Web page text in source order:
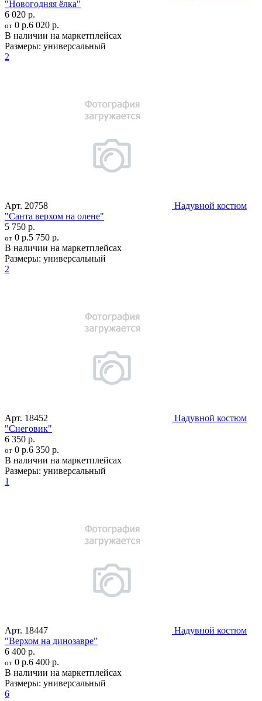
"Новогодняя ёлка"
6 020 р.
от 0 р.6 020 р.
В наличии на маркетплейсах
Размеры: универсальный
2
Арт. 20758
Надувной костюм
"Санта верхом на олене"
5 750 р.
от 0 р.5 750 р.
В наличии на маркетплейсах
Размеры: универсальный
2
Арт. 18452
Надувной костюм
"Снеговик"
6 350 р.
от 0 р.6 350 р.
В наличии на маркетплейсах
Размеры: универсальный
1
Арт. 18447
Надувной костюм
"Верхом на динозавре"
6 400 р.
от 0 р.6 400 р.
В наличии на маркетплейсах
Размеры: универсальный
6